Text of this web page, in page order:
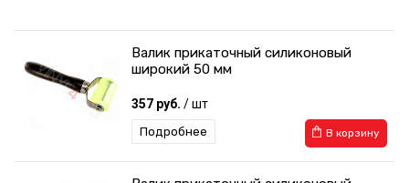
Валик прикаточный силиконовый
широкий 50 мм
357 руб. / шт
В корзину
Подробнее